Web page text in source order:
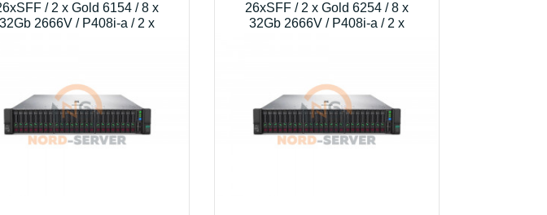
/ 2 x Gold 6154 / 8 x
32Gb 2666V / P408i-a / 2 x
26xSFF / 2 x Gold 6254 / 8 x
32Gb 2666V / P408i-a / 2 x